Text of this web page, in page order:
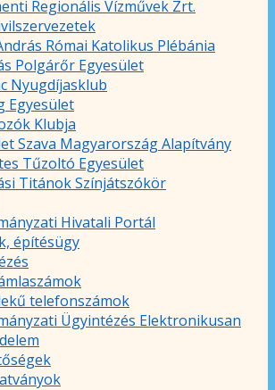
Regionális Vízművek Zrt.
Római Katolikus Plébánia
Polgárőr Egyesület
Nyugdíjasklub
Egyesület
Klubja
Szava Magyarország Alapítvány
Tűzoltó Egyesület
Titánok Színjátszókör
Hivatali Portál
építésügy
telefonszámok
Ügyintézés Elektronikusan